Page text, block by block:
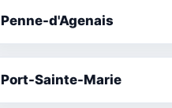
Penne-d'Agenais
Port-Sainte-Marie